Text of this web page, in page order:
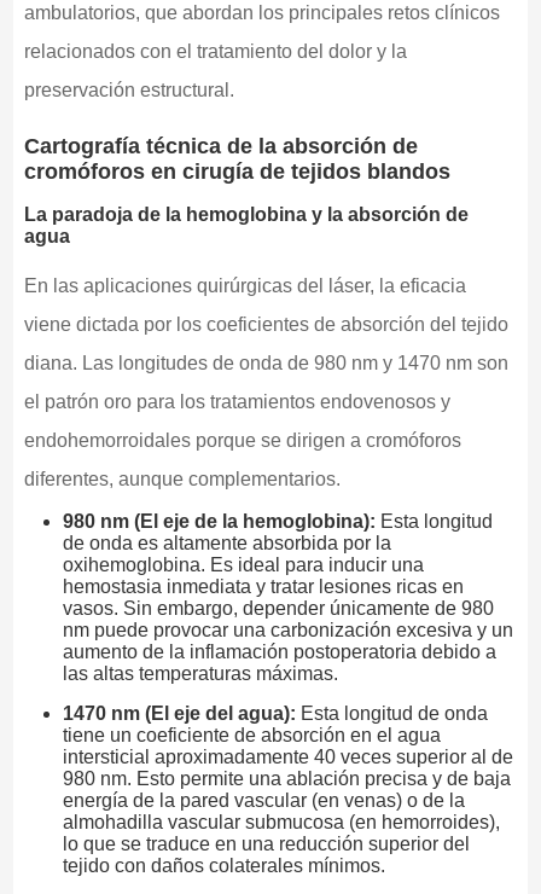
ambulatorios, que abordan los principales retos clínicos
relacionados con el tratamiento del dolor y la
preservación estructural.
Cartografía técnica de la absorción de
cromóforos en cirugía de tejidos blandos
La paradoja de la hemoglobina y la absorción de
agua
En las aplicaciones quirúrgicas del láser, la eficacia
viene dictada por los coeficientes de absorción del tejido
diana. Las longitudes de onda de 980 nm y 1470 nm son
el patrón oro para los tratamientos endovenosos y
endohemorroidales porque se dirigen a cromóforos
diferentes, aunque complementarios.
980 nm (El eje de la hemoglobina): Esta longitud
de onda es altamente absorbida por la
oxihemoglobina. Es ideal para inducir una
hemostasia inmediata y tratar lesiones ricas en
vasos. Sin embargo, depender únicamente de 980
nm puede provocar una carbonización excesiva y un
aumento de la inflamación postoperatoria debido a
las altas temperaturas máximas.
1470 nm (El eje del agua): Esta longitud de onda
tiene un coeficiente de absorción en el agua
intersticial aproximadamente 40 veces superior al de
980 nm. Esto permite una ablación precisa y de baja
energía de la pared vascular (en venas) o de la
almohadilla vascular submucosa (en hemorroides),
lo que se traduce en una reducción superior del
tejido con daños colaterales mínimos.